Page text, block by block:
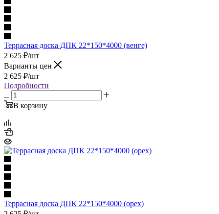
Террасная доска ДПК 22*150*4000 (венге)
2 625 ₽/шт
Варианты цен
2 625 ₽/шт
Подробности
В корзину
Террасная доска ДПК 22*150*4000 (орех)